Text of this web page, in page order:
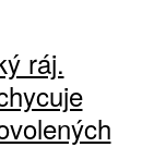
ráj.